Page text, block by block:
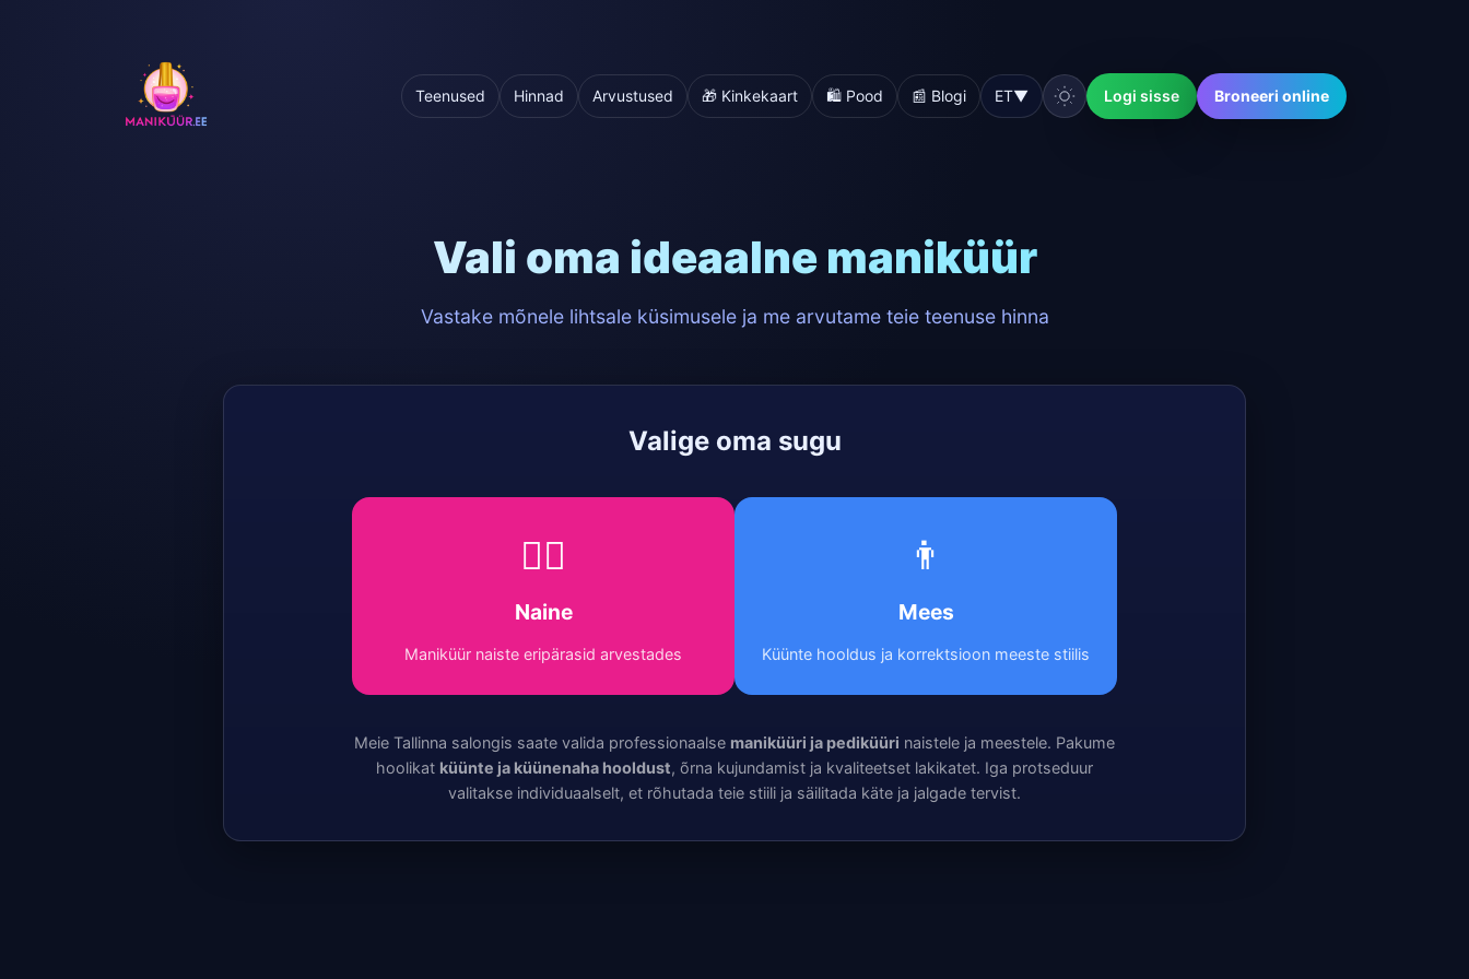
Teenused Hinnad Arvustused 🎁 Kinkekaart 🛍️ Pood 📰 Blogi ET▼ Logi sisse Broneeri online
Vali oma ideaalne maniküür
Vastake mõnele lihtsale küsimusele ja me arvutame teie teenuse hinna
Valige oma sugu
💁‍♀️
Naine
Maniküür naiste eripärasid arvestades
👨
Mees
Küünte hooldus ja korrektsioon meeste stiilis
Meie Tallinna salongis saate valida professionaalse maniküüri ja pediküüri naistele ja meestele. Pakume
hoolikat küünte ja küünenaha hooldust, õrna kujundamist ja kvaliteetset lakikatet. Iga protseduur
valitakse individuaalselt, et rõhutada teie stiili ja säilitada käte ja jalgade tervist.